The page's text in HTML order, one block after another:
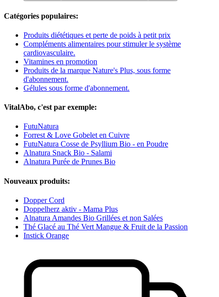
Catégories populaires:
Produits diététiques et perte de poids à petit prix
Compléments alimentaires pour stimuler le système
cardiovasculaire.
Vitamines en promotion
Produits de la marque Nature's Plus, sous forme
d'abonnement.
Gélules sous forme d'abonnement.
VitalAbo, c'est par exemple:
FutuNatura
Forrest & Love Gobelet en Cuivre
FutuNatura Cosse de Psyllium Bio - en Poudre
Alnatura Snack Bio - Salami
Alnatura Purée de Prunes Bio
Nouveaux produits:
Dopper Cord
Doppelherz aktiv - Mama Plus
Alnatura Amandes Bio Grillées et non Salées
Thé Glacé au Thé Vert Mangue & Fruit de la Passion
Instick Orange